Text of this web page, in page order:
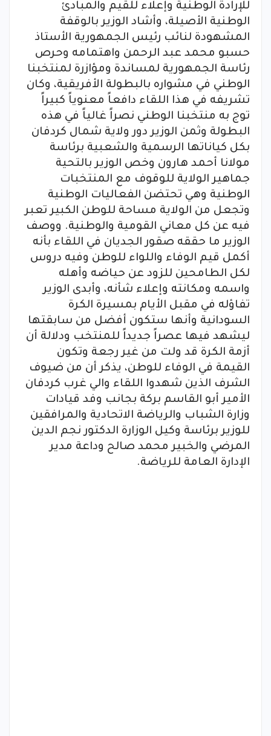
للإرادة الوطنية وإعلاء للقيم والمبادئ
الوطنية الأصيلة، وأشاد الوزير بالوقفة
المشهودة لنائب رئيس الجمهورية الأستاذ
حسبو محمد عبد الرحمن واهتمامه وحرص
رئاسة الجمهورية لمساندة ومؤازرة لمنتخبنا
الوطني في مشواره بالبطولة الأفريقية، وكان
تشريفه في هذا اللقاء دافعاً معنوياً كبيراً
توج به منتخبنا الوطني نصراً غالياً في هذه
البطولة وثمن الوزير دور ولاية شمال كردفان
بكل كياناتها الرسمية والشعبية برئاسة
مولانا أحمد هارون وخص الوزير بالتحية
جماهير الولاية للوقوف مع المنتخبات
الوطنية وهي تحتضن الفعاليات الوطنية
وتجعل من الولاية مساحة للوطن الكبير تعبر
فيه عن كل معاني القومية والوطنية. ووصف
الوزير ما حققه صقور الجديان في اللقاء بأنه
أكمل قيم الوفاء واللواء للوطن وفيه دروس
لكل الطامحين للزود عن حياضه وأهله
واسمه ومكانته وإعلاء شأنه، وأبدى الوزير
تفاؤله في مقبل الأيام بمسيرة الكرة
السودانية وأنها ستكون أفضل من سابقتها
ليشهد فيها عصراً جديداً للمنتخب ودلالة أن
أزمة الكرة قد ولت من غير رجعة وتكون
القيمة في الوفاء للوطن، يذكر أن من ضيوف
الشرف الذين شهدوا اللقاء والي غرب كردفان
الأمير أبو القاسم بركة بجانب وفد قيادات
وزارة الشباب والرياضة الاتحادية والمرافقين
للوزير برئاسة وكيل الوزارة الدكتور نجم الدين
المرضي والخبير محمد صالح وداعة مدير
الإدارة العامة للرياضة.